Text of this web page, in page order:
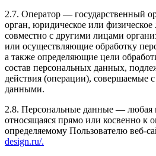
2.7. Оператор — государственный
орган, юридическое или физическое
совместно с другими лицами
или осуществляющие обработку
а также определяющие цели
состав персональных данных,
действия (операции), совершаемые
данными.
2.8. Персональные данные — любая
относящаяся прямо или косвенно к
определяемому Пользователю веб-
design.ru/.